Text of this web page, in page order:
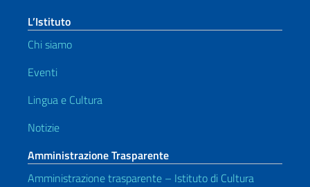
L’Istituto
Chi siamo
Eventi
Lingua e Cultura
Notizie
Amministrazione Trasparente
Amministrazione trasparente – Istituto di Cultura